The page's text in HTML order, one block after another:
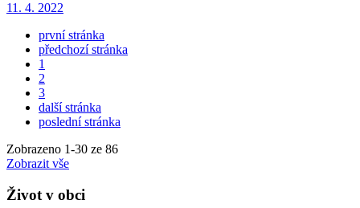
11. 4. 2022
první stránka
předchozí stránka
1
2
3
další stránka
poslední stránka
Zobrazeno 1-30 ze 86
Zobrazit vše
Život v obci